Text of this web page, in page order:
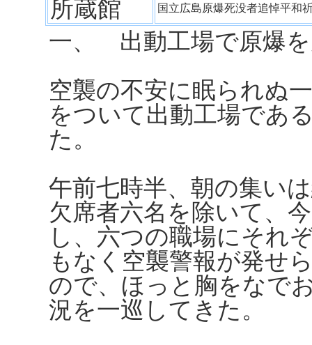
所蔵館 国立広島原爆死没者追悼平
一、 出動工場で原爆
空襲の不安に眠られぬ
をついて出動工場であ
た。
午前七時半、朝の集い
欠席者六名を除いて、
し、六つの職場にそれ
もなく空襲警報が発せ
ので、ほっと胸をなで
況を一巡してきた。